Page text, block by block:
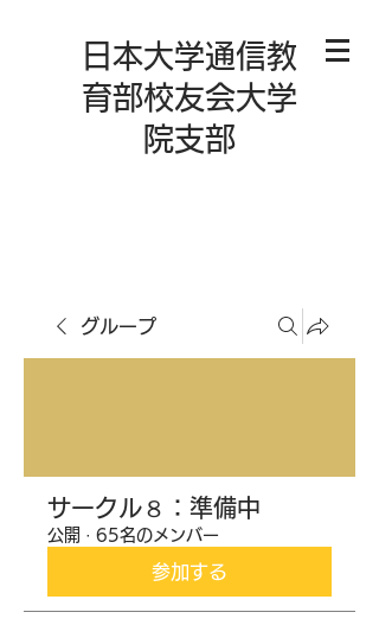
日本大学通信教
育部校友会大学
院支部
グループ
サークル８：準備中
公開 · 65名のメンバー
参加する